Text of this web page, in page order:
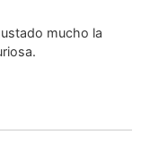
mucho la